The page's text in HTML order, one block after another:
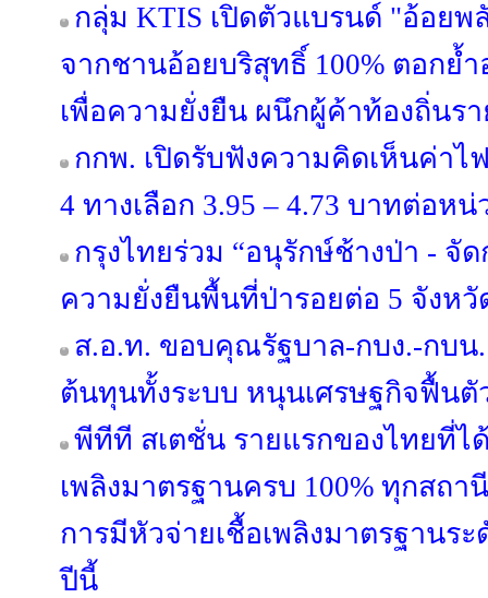
กลุ่ม KTIS เปิดตัวแบรนด์ "อ้อย
จากชานอ้อยบริสุทธิ์ 100% ตอกย้
เพื่อความยั่งยืน ผนึกผู้ค้าท้องถิ่นร
กกพ. เปิดรับฟังความคิดเห็นค่าไ
4 ทางเลือก 3.95 – 4.73 บาทต่อหน่
กรุงไทยร่วม “อนุรักษ์ช้างป่า - จั
ความยั่งยืนพื้นที่ป่ารอยต่อ 5 จังห
ส.อ.ท. ขอบคุณรัฐบาล-กบง.-กบ
ต้นทุนทั้งระบบ หนุนเศรษฐกิจฟื้นตั
พีทีที สเตชั่น รายแรกของไทยที่
เพลิงมาตรฐานครบ 100% ทุกสถา
การมีหัวจ่ายเชื้อเพลิงมาตรฐานร
ปีนี้